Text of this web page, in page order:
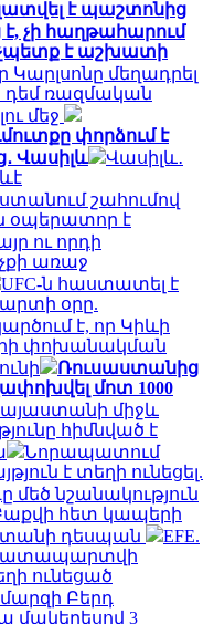
է պաշտոնից
չի հաղթահարում
չպետք է աշխատի
Կարլսոնը մեղադրել
դեմ ռազմական
մեջ
փորձում է
Վասիլև
Վասիլև․
շահումով
օպերատոր է
ու որդի
առաջ
UFC-ն հաստատել է
օրը.
է, որ Կիևի
փոխանակման
Ռուսաստանից
մոտ 1000
միջև
հիմնված է
Նորապատում
է տեղի ունեցել.
մեծ նշանակություն
հետ կապերի
դեսպան
EFE.
ունեցած
Բերդ
մակերեսով 3